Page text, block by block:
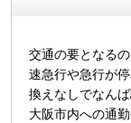
交通の要となる
速急行や急行が
換えなしでなん
大阪市内への通